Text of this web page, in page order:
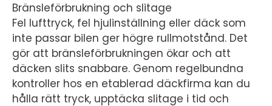
Bränsleförbrukning och slitage
Fel lufttryck, fel hjulinställning eller däck som
inte passar bilen ger högre rullmotstånd. Det
gör att bränsleförbrukningen ökar och att
däcken slits snabbare. Genom regelbundna
kontroller hos en etablerad däckfirma kan du
hålla rätt tryck, upptäcka slitage i tid och